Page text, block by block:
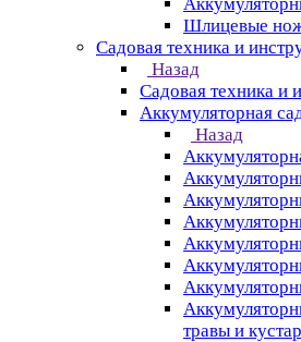
Шлицевые
Cадовая техника и
Назад
Cадовая техника и
Аккумуляторная
Назад
травы и